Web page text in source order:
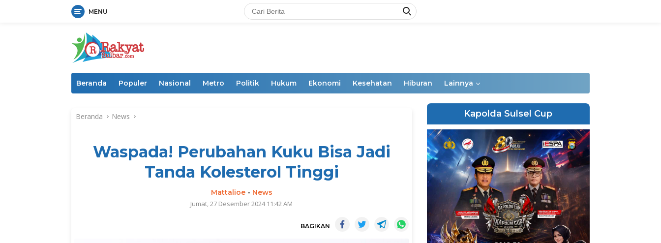
MENU
Beranda Populer Nasional Metro Politik Hukum Ekonomi Kesehatan Hiburan Lainnya
Beranda News
Waspada! Perubahan Kuku Bisa Jadi
Tanda Kolesterol Tinggi
Mattalioe- News
Jumat, 27 Desember 2024 11:42 AM
BAGIKAN
Kapolda Sulsel Cup